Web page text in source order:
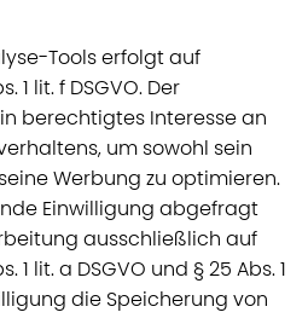
Tools erfolgt auf
1 lit. f DSGVO. Der
berechtigtes Interesse an
um sowohl sein
Werbung zu optimieren.
Einwilligung abgefragt
ausschließlich auf
1 lit. a DSGVO und § 25 Abs. 1
die Speicherung von